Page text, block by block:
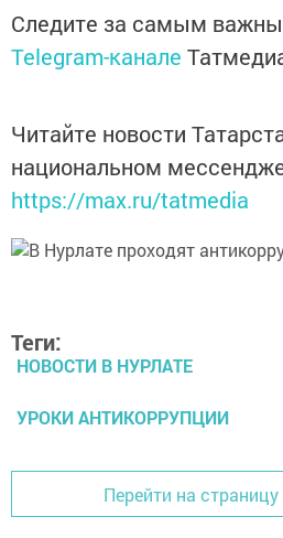
Следите за самым
Telegram-канале
Читайте новости
национальном
https://max.ru/tatmedia
Теги:
НОВОСТИ В НУРЛАТЕ
УРОКИ АНТИКОРРУПЦИИ
Перейти на